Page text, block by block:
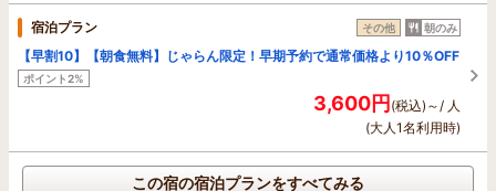
宿泊プラン その他 朝のみ
【早割10】【朝食無料】じゃらん限定！早期予約で通常価格より10％OFF
ポイント2%
3,600円(税込)～/ 人
(大人1名利用時)
この宿の宿泊プランをすべてみる